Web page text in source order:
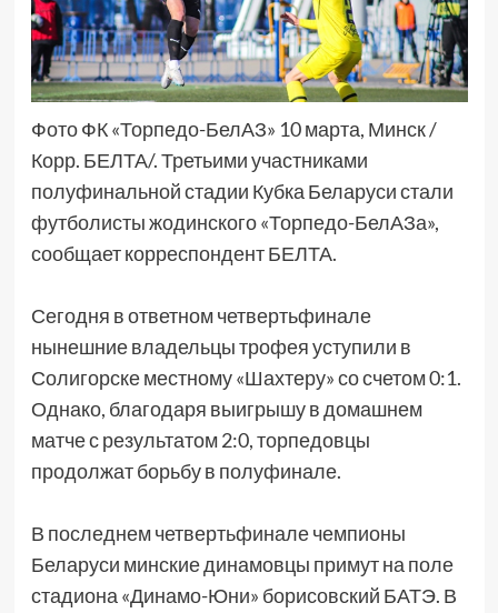
Фото ФК «Торпедо-БелАЗ» 10 марта, Минск /
Корр. БЕЛТА/. Третьими участниками
полуфинальной стадии Кубка Беларуси стали
футболисты жодинского «Торпедо-БелАЗа»,
сообщает корреспондент БЕЛТА.
Сегодня в ответном четвертьфинале
нынешние владельцы трофея уступили в
Солигорске местному «Шахтеру» со счетом 0:1.
Однако, благодаря выигрышу в домашнем
матче с результатом 2:0, торпедовцы
продолжат борьбу в полуфинале.
В последнем четвертьфинале чемпионы
Беларуси минские динамовцы примут на поле
стадиона «Динамо-Юни» борисовский БАТЭ. В